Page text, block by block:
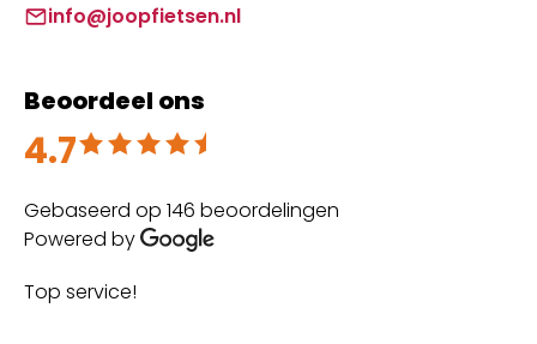
info@joopfietsen.nl
Beoordeel ons
4.7
Beoordeeld met 4.7 uit 5
Gebaseerd op 146 beoordelingen
Powered by
Top service!